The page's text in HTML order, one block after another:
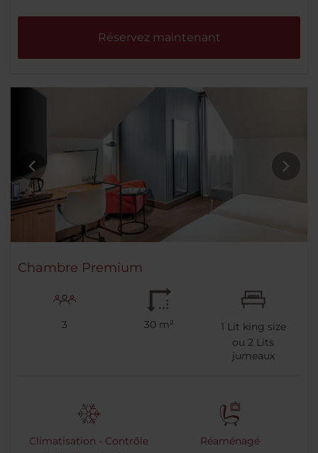
Réservez maintenant
Chambre Premium
3 30 m² 1 Lit king size
ou2 Lits
jumeaux
Climatisation - Contrôle
Réaménagé